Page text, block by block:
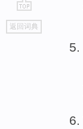
go
top
返回词典